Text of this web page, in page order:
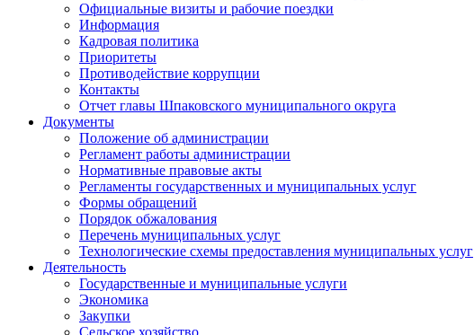
Официальные визиты и рабочие поездки
Информация
Кадровая политика
Приоритеты
Противодействие коррупции
Контакты
Отчет главы Шпаковского муниципального округа
Документы
Положение об администрации
Регламент работы администрации
Нормативные правовые акты
Регламенты государственных и муниципальных услуг
Формы обращений
Порядок обжалования
Перечень муниципальных услуг
Технологические схемы предоставления муниципальных услуг
Деятельность
Государственные и муниципальные услуги
Экономика
Закупки